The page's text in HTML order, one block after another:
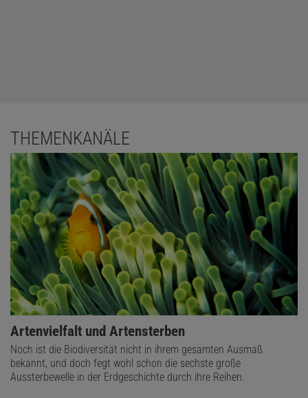
THEMENKANÄLE
Artenvielfalt und Artensterben
Noch ist die Biodiversität nicht in ihrem gesamten Ausmaß
bekannt, und doch fegt wohl schon die sechste große
Aussterbewelle in der Erdgeschichte durch ihre Reihen.